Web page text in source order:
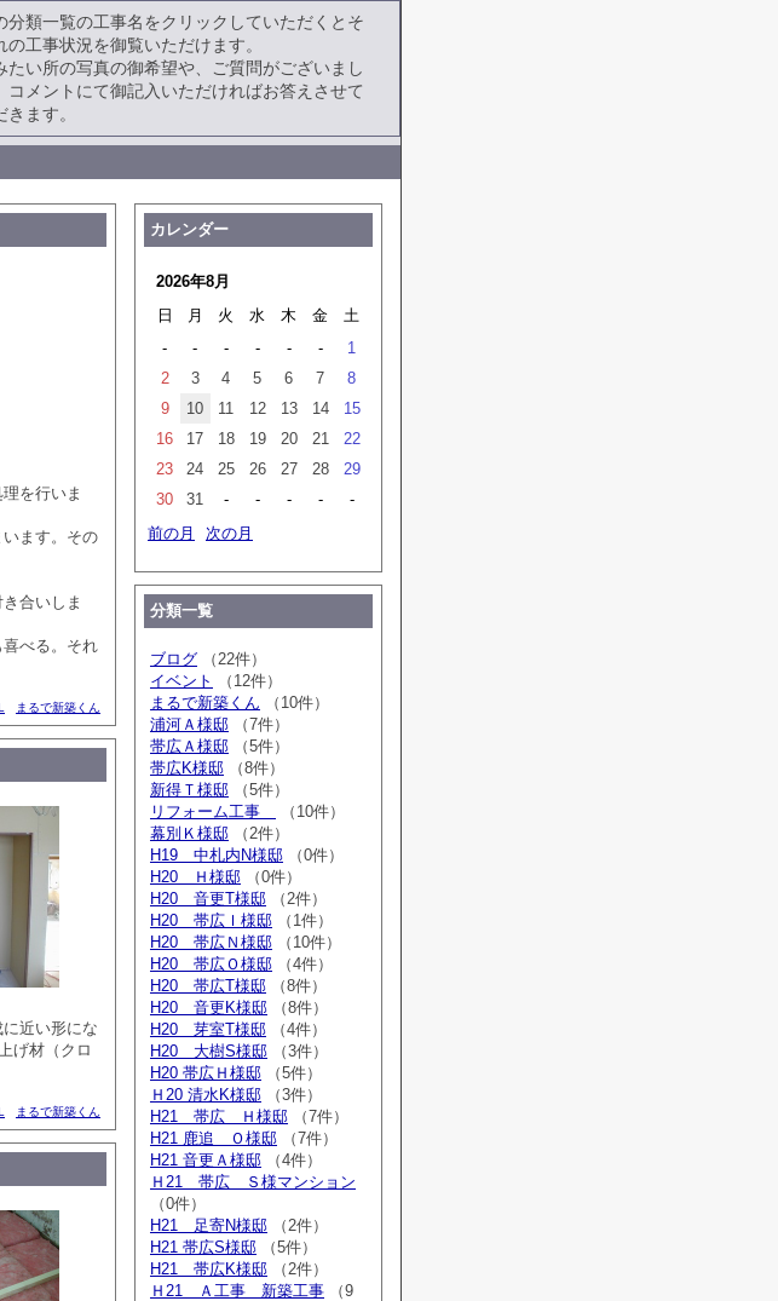
分類一覧の工事名をクリックしていただくとそ
の工事状況を御覧いただけます。
たい所の写真の御希望や、ご質問がございまし
コメントにて御記入いただければお答えさせて
きます。
を行いま
ます。その
合いしま
べる。それ
まるで新築くん
近い形にな
げ材（クロ
まるで新築くん
カレンダー
2026年8月
日
月 火 水 木 金
土
-
- - - - -
1
2
3 4 5 6 7
8
9
10 11 12 13 14
15
16
17 18 19 20 21
22
23
24 25 26 27 28
29
30
31 - - - -
-
前の月
次の月
分類一覧
ブログ （22件）
イベント
（12件）
まるで新築くん （10件）
浦河Ａ様邸 （7件）
帯広Ａ様邸 （5件）
帯広K様邸 （8件）
新得Ｔ様邸 （5件）
リフォーム工事
（10件）
幕別Ｋ様邸 （2件）
H19 中札内N様邸 （0件）
H20 Ｈ様邸 （0件）
H20 音更T様邸 （2件）
H20 帯広Ｉ様邸 （1件）
H20 帯広Ｎ様邸 （10件）
H20 帯広Ｏ様邸 （4件）
H20 帯広T様邸 （8件）
H20 音更K様邸 （8件）
H20 芽室T様邸 （4件）
H20 大樹S様邸 （3件）
H20 帯広Ｈ様邸 （5件）
Ｈ20 清水K様邸 （3件）
H21 帯広 Ｈ様邸 （7件）
H21 鹿追 Ｏ様邸 （7件）
H21 音更Ａ様邸 （4件）
Ｈ21 帯広 Ｓ様マンション
（0件）
H21 足寄N様邸 （2件）
H21 帯広S様邸 （5件）
H21 帯広K様邸 （2件）
Ｈ21 Ａ工事 新築工事 （9